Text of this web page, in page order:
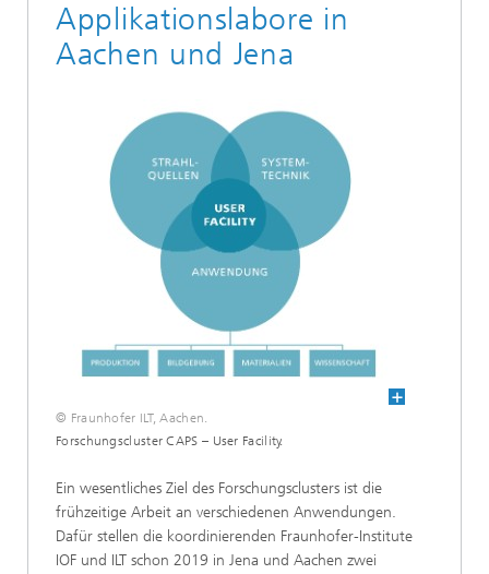
Applikationslabore in
Aachen und Jena
© Fraunhofer ILT, Aachen.
Forschungscluster CAPS – User Facility.
Ein wesentliches Ziel des Forschungsclusters ist die
frühzeitige Arbeit an verschiedenen Anwendungen.
Dafür stellen die koordinierenden Fraunhofer-Institute
IOF und ILT schon 2019 in Jena und Aachen zwei